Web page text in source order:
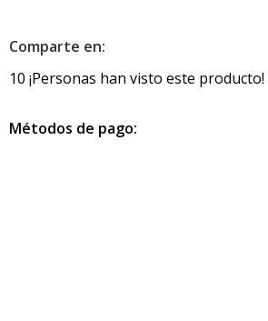
Comparte en:
10 ¡Personas han visto este producto!
Métodos de pago: